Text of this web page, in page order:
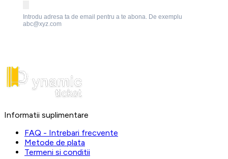
Introdu adresa ta de email pentru a te abona. De exemplu
abc@xyz.com
Informatii suplimentare
FAQ - Intrebari frecvente
Metode de plata
Termeni si conditii